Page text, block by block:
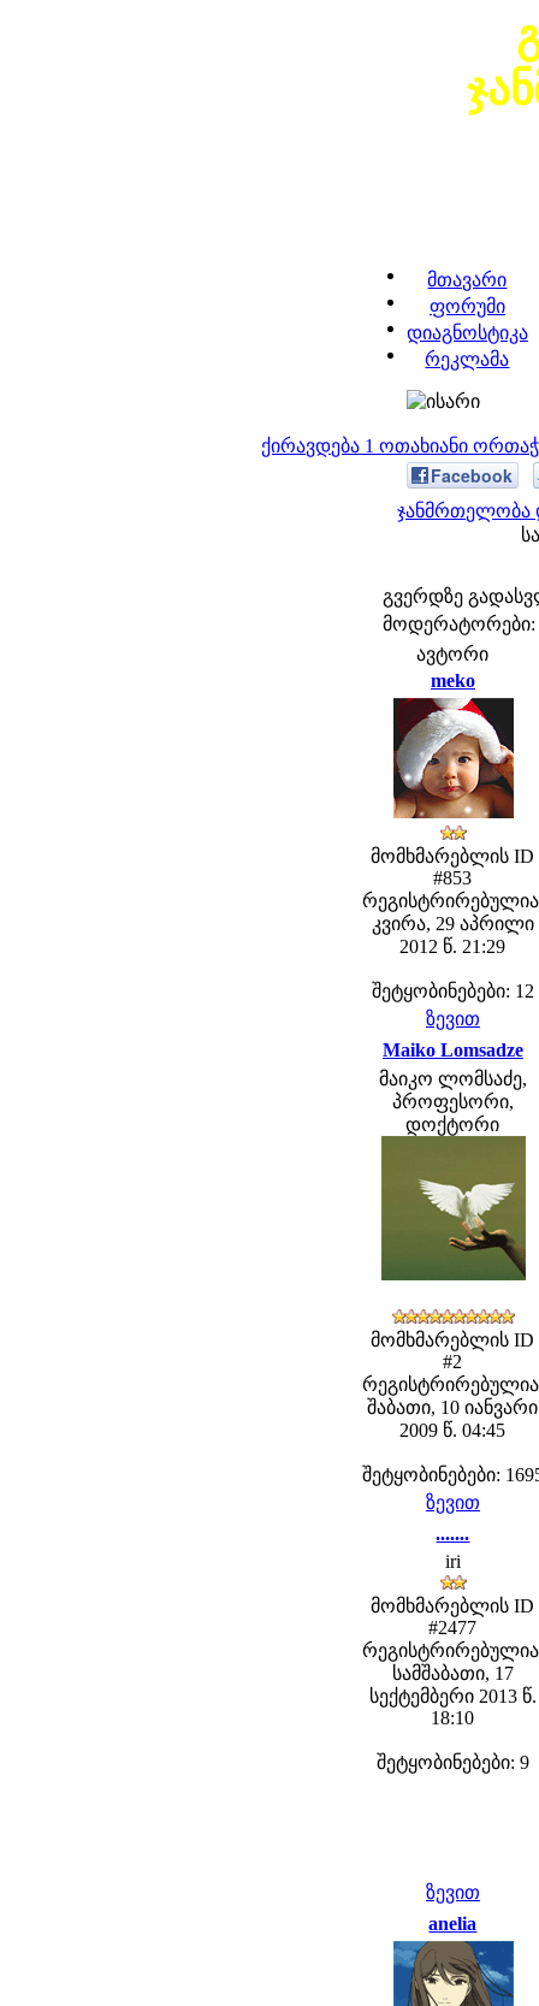
მთავარი
ფორუმი
დიაგნოსტიკა
რეკლამა
ქირავდება 1 ოთახიანი
Facebook
ჯანმრთელობა
გვერდზე
მოდერატორები:
ავტორი
meko
მომხმარებლის ID
#853
კვირა, 29 აპრილი
2012 წ. 21:29
შეტყობინებები: 12
ზევით
Maiko Lomsadze
მაიკო ლომსაძე,
პროფესორი,
დოქტორი
მომხმარებლის ID
#2
შაბათი, 10 იანვარი
2009 წ. 04:45
შეტყობინებები:
ზევით
.......
iri
მომხმარებლის ID
#2477
სამშაბათი, 17
სექტემბერი 2013 წ.
18:10
შეტყობინებები: 9
ზევით
anelia